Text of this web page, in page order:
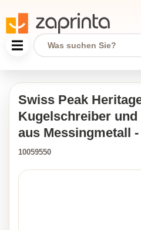
Swiss Peak
Kugelschreiber
aus Messingmetall
10059550